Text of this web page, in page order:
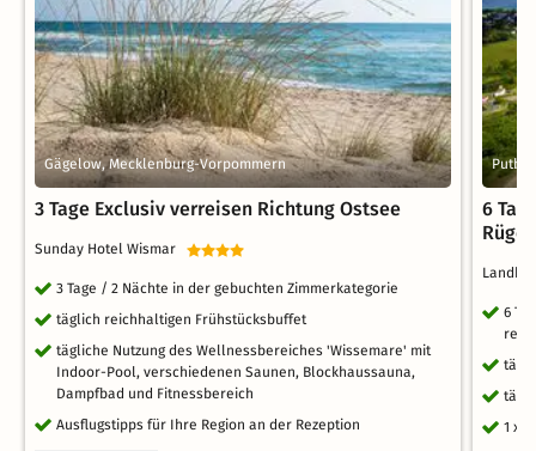
Gägelow, Mecklenburg-Vorpommern
3 Tage Exclusiv verreisen Richtung Ostsee
Sunday Hotel Wismar
3 Tage / 2 Nächte in der gebuchten Zimmerkategorie
täglich reichhaltigen Frühstücksbuffet
tägliche Nutzung des Wellnessbereiches 'Wissemare' mit
Indoor-Pool, verschiedenen Saunen, Blockhaussauna,
Dampfbad und Fitnessbereich
Ausflugstipps für Ihre Region an der Rezeption
6
6
1 x